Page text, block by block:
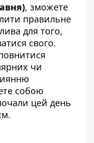
, зможете
правильне
для того,
свого.
чи
собою
цей день